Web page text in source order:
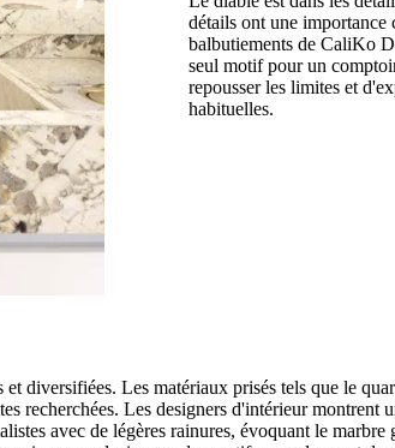
détails ont une importance
balbutiements de CaliKo
seul motif pour un
repousser les limites et
habituelles.
diversifiées. Les matériaux prisés tels que le
recherchées. Les designers d'intérieur montrent
avec de légères rainures, évoquant le